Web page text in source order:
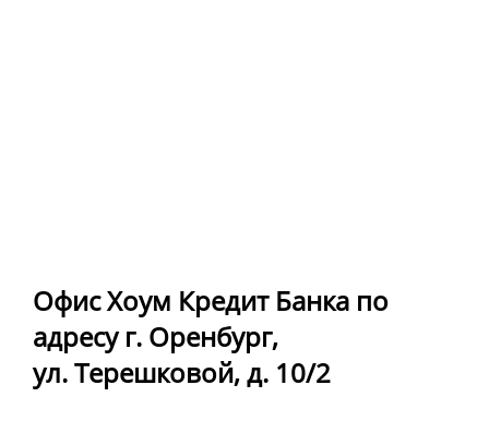
Офис Хоум Кредит Банка по
адресу г. Оренбург,
ул. Терешковой, д. 10/2